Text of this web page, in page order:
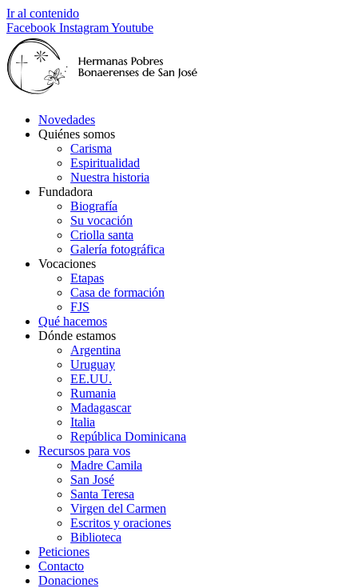
Ir al contenido
Facebook InstagramYoutube
Novedades
Quiénes somos
Carisma
Espiritualidad
Nuestra historia
Fundadora
Biografía
Su vocación
Criolla santa
Galería fotográfica
Vocaciones
Etapas
Casa de formación
FJS
Qué hacemos
Dónde estamos
Argentina
Uruguay
EE.UU.
Rumania
Madagascar
Italia
República Dominicana
Recursos para vos
Madre Camila
San José
Santa Teresa
Virgen del Carmen
Escritos y oraciones
Biblioteca
Peticiones
Contacto
Donaciones